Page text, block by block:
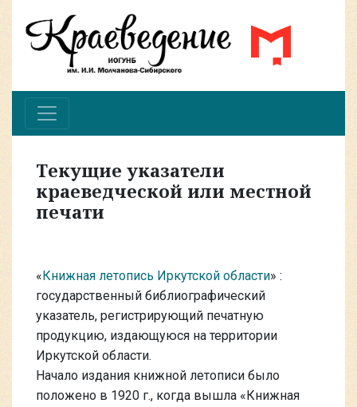
Текущие указатели
краеведческой или местной
печати
« Книжная летопись Иркутской области» :
государственный библиографический
указатель, регистрирующий печатную
продукцию, издающуюся на территории
Иркутской области.
Начало издания книжной летописи было
положено в 1920 г., когда вышла «Книжная